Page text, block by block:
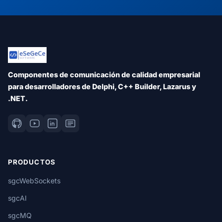
Componentes de comunicación de calidad empresarial
para desarrolladores de Delphi, C++ Builder, Lazarus y
.NET.
PRODUCTOS
sgcWebSockets
sgcAI
sgcMQ